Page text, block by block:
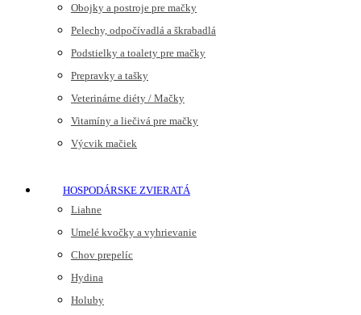
Obojky a postroje pre mačky
Pelechy, odpočívadlá a škrabadlá
Podstielky a toalety pre mačky
Prepravky a tašky
Veterinárne diéty / Mačky
Vitamíny a liečivá pre mačky
Výcvik mačiek
HOSPODÁRSKE ZVIERATÁ
Liahne
Umelé kvočky a vyhrievanie
Chov prepelíc
Hydina
Holuby